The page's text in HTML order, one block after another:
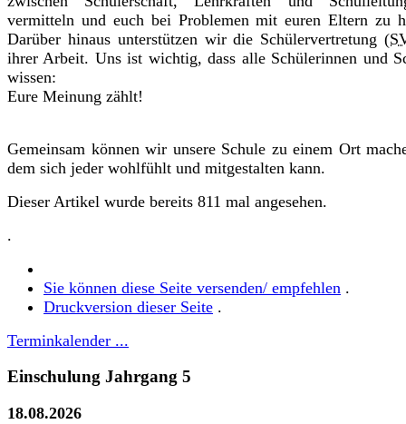
vermitteln und euch bei Problemen mit euren Eltern zu
Darüber hinaus unterstützen wir die Schülervertretung
ihrer Arbeit. Uns ist wichtig, dass alle Schülerinnen und
wissen:
Eure Meinung zählt!
Gemeinsam können wir unsere Schule zu einem Ort
dem sich jeder wohlfühlt und mitgestalten kann.
Dieser Artikel wurde bereits 811 mal angesehen.
.
Sie können diese Seite versenden/ empfehlen .
Druckversion dieser Seite .
Terminkalender ...
Einschulung Jahrgang 5
18.08.2026